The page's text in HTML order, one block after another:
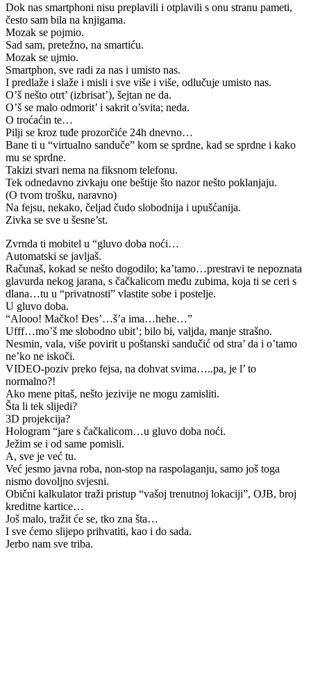
Dok nas smartphoni nisu preplavili i otplavili s onu stranu pameti,
često sam bila na knjigama.
Mozak se pojmio.
Sad sam, pretežno, na smartiću.
Mozak se ujmio.
Smartphon, sve radi za nas i umisto nas.
I predlaže i slaže i misli i sve više i više, odlučuje umisto nas.
O’š nešto otrt’ (izbrisat’), šejtan ne da.
O’š se malo odmorit’ i sakrit o’svita; neda.
O troćaćin te…
Pilji se kroz tuđe prozorčiće 24h dnevno…
Bane ti u “virtualno sanduče” kom se sprdne, kad se sprdne i kako
mu se sprdne.
Takizi stvari nema na fiksnom telefonu.
Tek odnedavno zivkaju one beštije što nazor nešto poklanjaju.
(O tvom trošku, naravno)
Na fejsu, nekako, čeljad čudo slobodnija i upušćanija.
Zivka se sve u šesne’st.
Zvrnda ti mobitel u “gluvo doba noći…
Automatski se javljaš.
Računaš, kokad se nešto dogodilo; ka’tamo…prestravi te nepoznata
glavurda nekog jarana, s čačkalicom među zubima, koja ti se ceri s
dlana…tu u “privatnosti” vlastite sobe i postelje.
U gluvo doba.
“Alooo! Mačko! Đes’…š’a ima…hehe…”
Ufff…mo’š me slobodno ubit’; bilo bi, valjda, manje strašno.
Nesmin, vala, više povirit u poštanski sandučić od stra’ da i o’tamo
ne’ko ne iskoči.
VIDEO-poziv preko fejsa, na dohvat svima…..pa, je l’ to
normalno?!
Ako mene pitaš, nešto jezivije ne mogu zamisliti.
Šta li tek slijedi?
3D projekcija?
Hologram “jare s čačkalicom…u gluvo doba noći.
Ježim se i od same pomisli.
A, sve je već tu.
Već jesmo javna roba, non-stop na raspolaganju, samo još toga
nismo dovoljno svjesni.
Obični kalkulator traži pristup “vašoj trenutnoj lokaciji”, OJB, broj
kreditne kartice…
Još malo, tražit će se, tko zna šta…
I sve ćemo slijepo prihvatiti, kao i do sada.
Jerbo nam sve triba.